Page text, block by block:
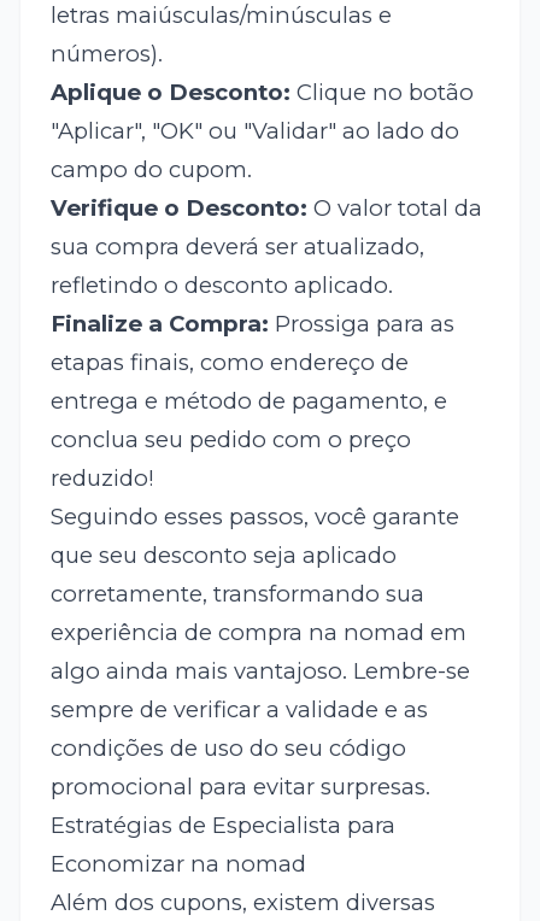
letras maiúsculas/minúsculas e
números).
Aplique o Desconto: Clique no botão
"Aplicar", "OK" ou "Validar" ao lado do
campo do cupom.
Verifique o Desconto: O valor total da
sua compra deverá ser atualizado,
refletindo o desconto aplicado.
Finalize a Compra: Prossiga para as
etapas finais, como endereço de
entrega e método de pagamento, e
conclua seu pedido com o preço
reduzido!
Seguindo esses passos, você garante
que seu desconto seja aplicado
corretamente, transformando sua
experiência de compra na nomad em
algo ainda mais vantajoso. Lembre-se
sempre de verificar a validade e as
condições de uso do seu código
promocional para evitar surpresas.
Estratégias de Especialista para
Economizar na nomad
Além dos cupons, existem diversas